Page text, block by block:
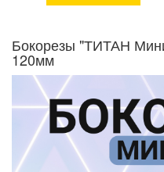
Бокорезы "ТИТАН
120мм